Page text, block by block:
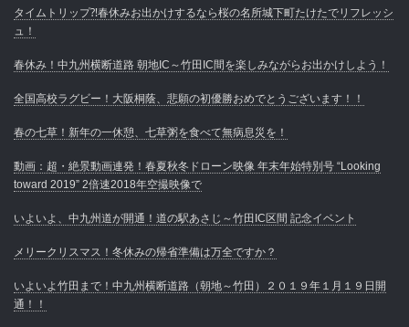
タイムトリップ⁈春休みお出かけするなら桜の名所城下町たけたでリフレッシ
ュ！
春休み！中九州横断道路 朝地IC～竹田IC間を楽しみながらお出かけしよう！
全国高校ラグビー！大阪桐蔭、悲願の初優勝おめでとうございます！！
春の七草！新年の一休憩、七草粥を食べて無病息災を！
動画：超・絶景動画連発！春夏秋冬ドローン映像 年末年始特別号 “Looking
toward 2019” 2倍速2018年空撮映像で
いよいよ、中九州道が開通！道の駅あさじ～竹田IC区間 記念イベント
メリークリスマス！冬休みの帰省準備は万全ですか？
いよいよ竹田まで！中九州横断道路（朝地～竹田）２０１９年１月１９日開
通！！